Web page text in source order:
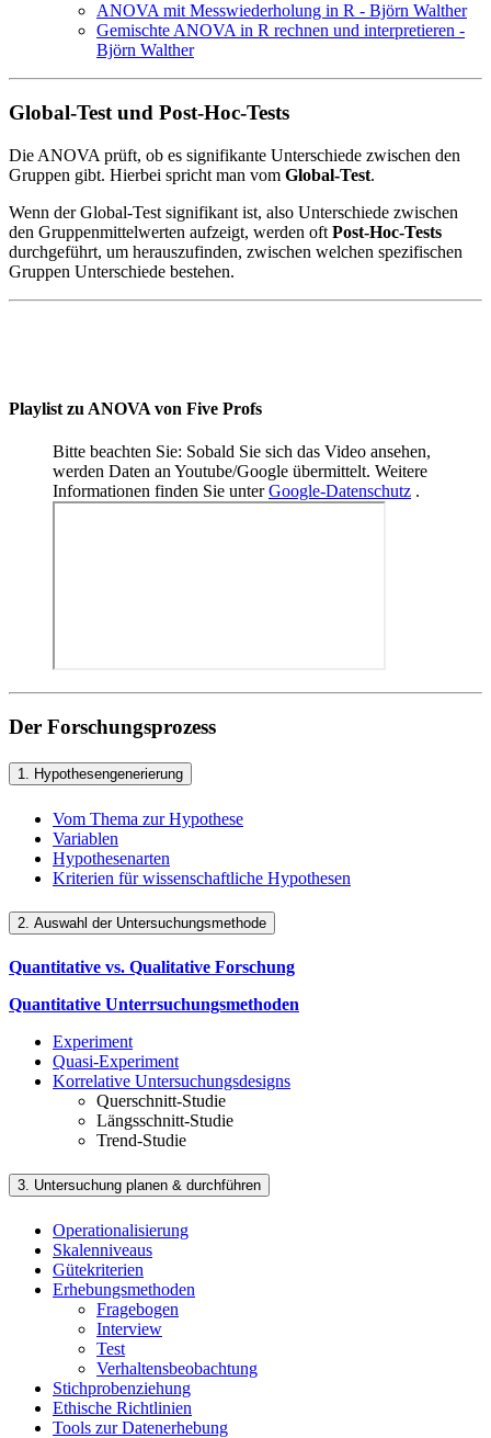
ANOVA mit Messwiederholung in R - Björn Walther
Gemischte ANOVA in R rechnen und interpretieren -
Björn Walther
Global-Test und Post-Hoc-Tests
Die ANOVA prüft, ob es signifikante Unterschiede zwischen den
Gruppen gibt. Hierbei spricht man vom Global-Test.
Wenn der Global-Test signifikant ist, also Unterschiede zwischen
den Gruppenmittelwerten aufzeigt, werden oft Post-Hoc-Tests
durchgeführt, um herauszufinden, zwischen welchen spezifischen
Gruppen Unterschiede bestehen.
Playlist zu ANOVA von Five Profs
Bitte beachten Sie: Sobald Sie sich das Video ansehen,
werden Daten an Youtube/Google übermittelt. Weitere
Informationen finden Sie unterGoogle-Datenschutz .
Der Forschungsprozess
1. Hypothesengenerierung
Vom Thema zur Hypothese
Variablen
Hypothesenarten
Kriterien für wissenschaftliche Hypothesen
2. Auswahl der Untersuchungsmethode
Quantitative vs. Qualitative Forschung
Quantitative Unterrsuchungsmethoden
Experiment
Quasi-Experiment
Korrelative Untersuchungsdesigns
Querschnitt-Studie
Längsschnitt-Studie
Trend-Studie
3. Untersuchung planen & durchführen
Operationalisierung
Skalenniveaus
Gütekriterien
Erhebungsmethoden
Fragebogen
Interview
Test
Verhaltensbeobachtung
Stichprobenziehung
Ethische Richtlinien
Tools zur Datenerhebung